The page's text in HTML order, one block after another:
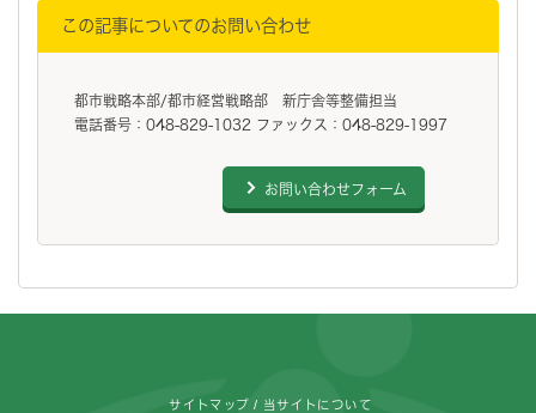
この記事についてのお問い合わせ
都市戦略本部/都市経営戦略部 新庁舎等整備担当
電話番号：048-829-1032 ファックス：048-829-1997
お問い合わせフォーム
サイトマップ 当サイトについて